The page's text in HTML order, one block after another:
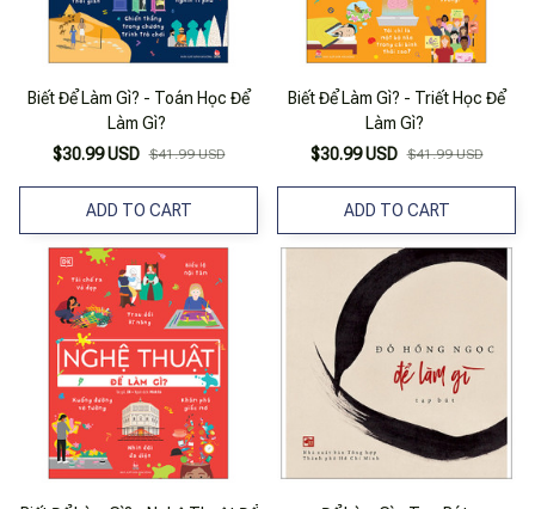
Biết Để Làm Gì? - Toán Học Để
Làm Gì?
$30.99 USD $41.99 USD
ADD TO CART
Biết Để Làm Gì? - Triết Học Để
Làm Gì?
$30.99 USD $41.99 USD
ADD TO CART